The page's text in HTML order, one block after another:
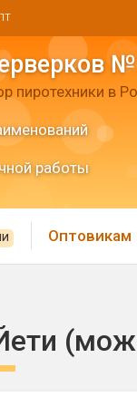
в
работы
и
Оптовикам